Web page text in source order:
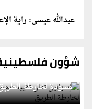
عبدالله عيسى: راية
شؤون
إسرائيل تعلن تقييد
مسودة لخارطة